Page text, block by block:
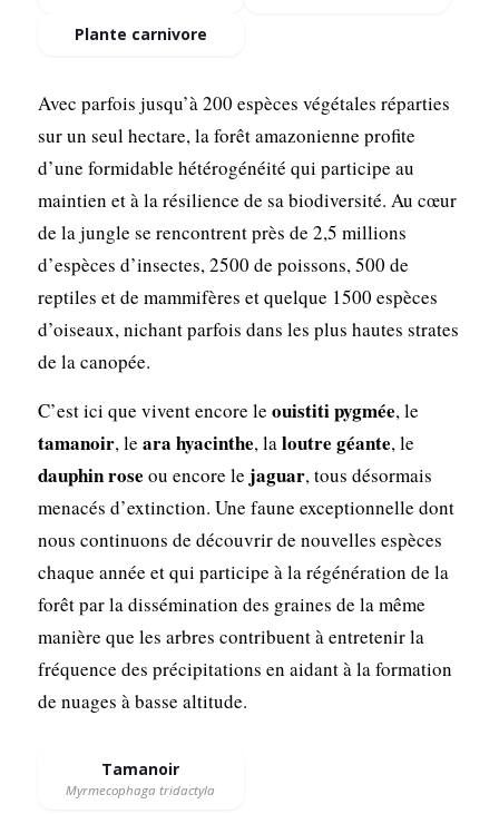
Plante carnivore
Avec parfois jusqu’à 200 espèces végétales réparties
sur un seul hectare, la forêt amazonienne profite
d’une formidable hétérogénéité qui participe au
maintien et à la résilience de sa biodiversité. Au cœur
de la jungle se rencontrent près de 2,5 millions
d’espèces d’insectes, 2500 de poissons, 500 de
reptiles et de mammifères et quelque 1500 espèces
d’oiseaux, nichant parfois dans les plus hautes strates
de la canopée.
C’est ici que vivent encore le ouistiti pygmée, le
tamanoir, le ara hyacinthe, laloutre géante, le
dauphin rose ou encore le jaguar, tous désormais
menacés d’extinction. Une faune exceptionnelle dont
nous continuons de découvrir de nouvelles espèces
chaque année et qui participe à la régénération de la
forêt par la dissémination des graines de la même
manière que les arbres contribuent à entretenir la
fréquence des précipitations en aidant à la formation
de nuages à basse altitude.
Tamanoir
Myrmecophaga tridactyla